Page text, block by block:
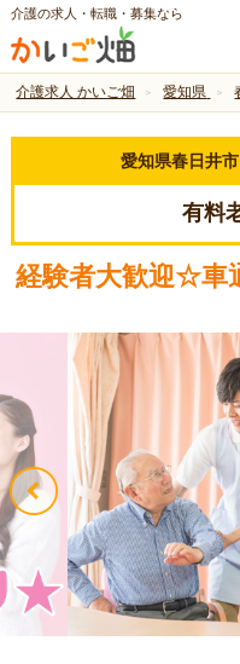
介護の求人・転職・募集なら
介護求人 かいご畑 愛知県
愛知県春日井市
有料
経験者大歓迎☆車